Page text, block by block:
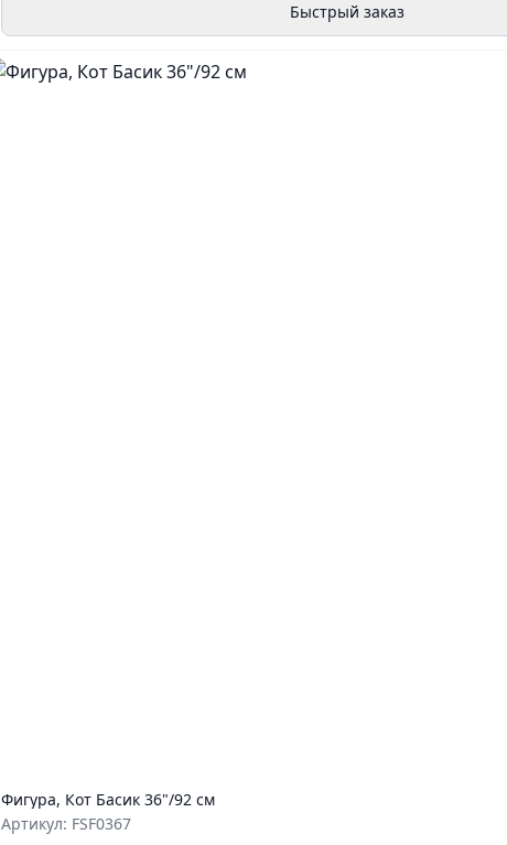
Быстрый заказ
Фигура, Кот Басик 36"/92 см
Артикул: FSF0367